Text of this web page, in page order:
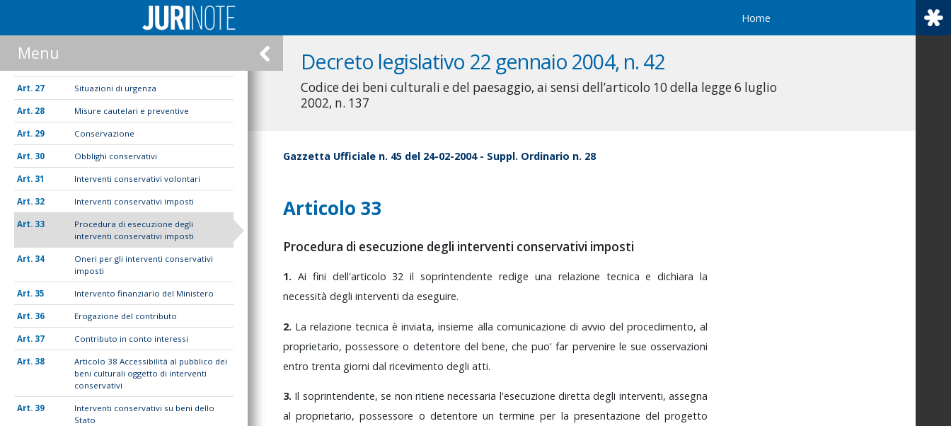
Home
Decreto legislativo 22 gennaio 2004, n. 42
Codice dei beni culturali e del paesaggio, ai sensi dell’articolo 10 della legge 6 luglio
2002, n. 137
Menu
Interventi su beni pubblici
27 Situazioni di urgenza
28 Misure cautelari e preventive
29 Conservazione
30 Obblighi conservativi
31 Interventi conservativi volontari
32 Interventi conservativi imposti
33
Procedura di esecuzione degli
interventi conservativi imposti
34
Oneri per gli interventi conservativi
imposti
35 Intervento finanziario del Ministero
36 Erogazione del contributo
37 Contributo in conto interessi
38
Articolo 38 Accessibilità al pubblico dei
beni culturali oggetto di interventi
conservativi
39
Interventi conservativi su beni dello
Stato
Gazzetta Ufficiale n. 45 del 24-02-2004 - Suppl. Ordinario n. 28
Articolo 33
Procedura di esecuzione degli interventi conservativi imposti
1. Ai fini dell'articolo32ilsoprintendenteredige una relazione tecnicaedichiarala
necessità degli interventi da eseguire.
2. Larelazionetecnicaèinviata,insieme alla comunicazione di avvio del procedimento,al
proprietario,possessoreo detentore del bene,chepuo'far pervenire le sueosservazioni
entro trenta giorni dal ricevimento degli atti.
3. Il soprintendente,se non ritienenecessaria l'esecuzione direttadegli interventi,assegna
alproprietario,possessore o detentore untermineper la presentazione delprogetto